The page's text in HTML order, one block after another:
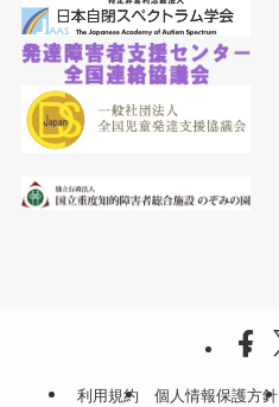
利用規約 個人情報保護方針